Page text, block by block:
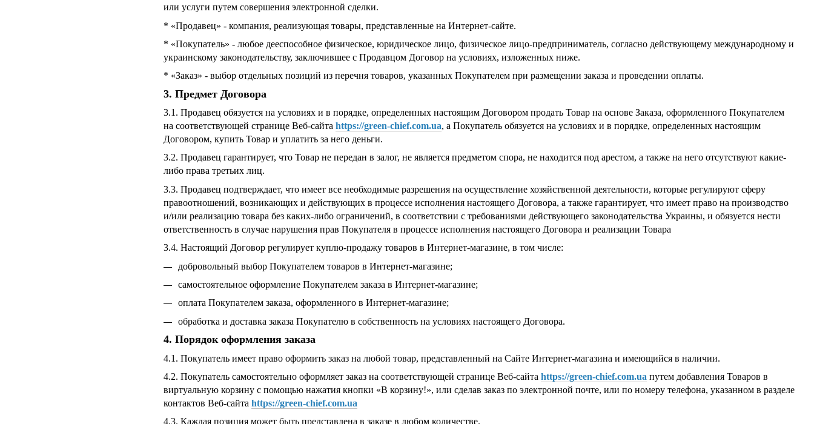
или услуги путем совершения электронной сделки.
* «Продавец» - компания, реализующая товары, представленные на Интернет-сайте.
* «Покупатель» - любое дееспособное физическое, юридическое лицо, физическое лицо-предприниматель, согласно действующему международному и
украинскому законодательству, заключившее с Продавцом Договор на условиях, изложенных ниже.
* «Заказ» - выбор отдельных позиций из перечня товаров, указанных Покупателем при размещении заказа и проведении оплаты.
3. Предмет Договора
3.1. Продавец обязуется на условиях и в порядке, определенных настоящим Договором продать Товар на основе Заказа, оформленного Покупателем
на соответствующей странице Веб-сайта https://green-chief.com.ua, а Покупатель обязуется на условиях и в порядке, определенных настоящим
Договором, купить Товар и уплатить за него деньги.
3.2. Продавец гарантирует, что Товар не передан в залог, не является предметом спора, не находится под арестом, а также на него отсутствуют какие-
либо права третьих лиц.
3.3. Продавец подтверждает, что имеет все необходимые разрешения на осуществление хозяйственной деятельности, которые регулируют сферу
правоотношений, возникающих и действующих в процессе исполнения настоящего Договора, а также гарантирует, что имеет право на производство
и/или реализацию товара без каких-либо ограничений, в соответствии с требованиями действующего законодательства Украины, и обязуется нести
ответственность в случае нарушения прав Покупателя в процессе исполнения настоящего Договора и реализации Товара
3.4. Настоящий Договор регулирует куплю-продажу товаров в Интернет-магазине, в том числе:
добровольный выбор Покупателем товаров в Интернет-магазине;
самостоятельное оформление Покупателем заказа в Интернет-магазине;
оплата Покупателем заказа, оформленного в Интернет-магазине;
обработка и доставка заказа Покупателю в собственность на условиях настоящего Договора.
4. Порядок оформления заказа
4.1. Покупатель имеет право оформить заказ на любой товар, представленный на Сайте Интернет-магазина и имеющийся в наличии.
4.2. Покупатель самостоятельно оформляет заказ на соответствующей странице Веб-сайта https://green-chief.com.ua путем добавления Товаров в
виртуальную корзину с помощью нажатия кнопки «В корзину!», или сделав заказ по электронной почте, или по номеру телефона, указанном в разделе
контактов Веб-сайта https://green-chief.com.ua
4.3. Каждая позиция может быть представлена в заказе в любом количестве.